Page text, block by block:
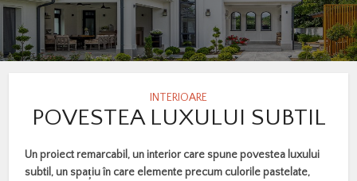
INTERIOARE
POVESTEA LUXULUI SUBTIL
Un proiect remarcabil, un interior care spune povestea luxului
subtil, un spațiu în care elemente precum culorile pastelate,